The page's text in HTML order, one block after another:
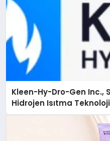
Kleen-Hy-Dro-Gen Inc.,
Hidrojen Isıtma
Düzenleyici Onaylarını